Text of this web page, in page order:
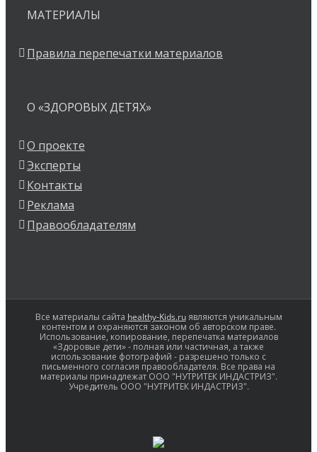
МАТЕРИАЛЫ
Правила перепечатки материалов
О «ЗДОРОВЫХ ДЕТЯХ»
О проекте
Эксперты
Контакты
Реклама
Правообладателям
Все материалы сайта healthy-Kids.ruявляются уникальным
контентом и охраняются законом об авторском праве.
Использование, копирование, перепечатка материалов
«Здоровые дети» - полная или частичная, а также
использование фотографий - разрешено только с
письменного согласия правообладателя. Все права на
материалы принадлежат ООО "НУТРИТЕК ИНДАСТРИЗ".
Учредитель ООО "НУТРИТЕК ИНДАСТРИЗ".